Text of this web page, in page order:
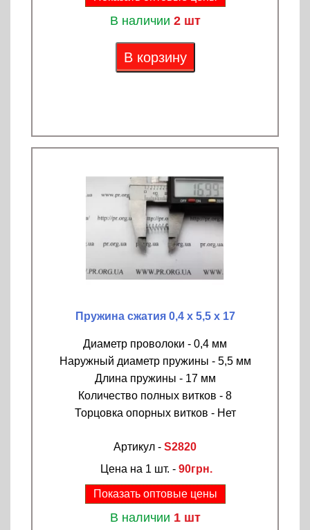
В наличии 2 шт
В корзину
Пружина сжатия 0,4 х 5,5 х 17
Диаметр проволоки - 0,4 мм
Наружный диаметр пружины - 5,5 мм
Длина пружины - 17 мм
Количество полных витков - 8
Торцовка опорных витков - Нет
Артикул - S2820
Цена на 1 шт. - 90грн.
Показать оптовые цены
В наличии 1 шт